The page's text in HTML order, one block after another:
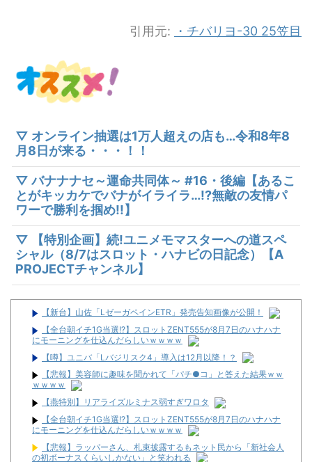
引用元: ・チバリヨ-30 25笠目
▽ オンライン抽選は1万人超えの店も…令和8年8
月8日が来る・・・！！
▽ バナナナセ～運命共同体～ #16・後編【あるこ
とがキッカケでバナがイライラ…!?無敵の友情パ
ワーで勝利を掴め!!】
▽ 【特別企画】続!ユニメモマスターへの道スペ
シャル（8/7はスロット・ハナビの日記念）【A
PROJECTチャンネル】
【新台】山佐「LゼーガペインETR」発売告知画像が公開！
【全台朝イチ1G当選!?】スロットZENT555が8月7日のハナハナ
にモーニングを仕込んだらしいｗｗｗｗ
【噂】ユニバ「Lバジリスク4」導入は12月以降！？
【悲報】美容師に趣味を聞かれて「パチ●コ」と答えた結果ｗｗ
ｗｗｗｗ
【燕特別】リアライズルミナス弱すぎワロタ
【全台朝イチ1G当選!?】スロットZENT555が8月7日のハナハナ
にモーニングを仕込んだらしいｗｗｗｗ
【悲報】ラッパーさん、札束披露するもネット民から「新社会人
の初ボーナスくらいしかない」と笑われる